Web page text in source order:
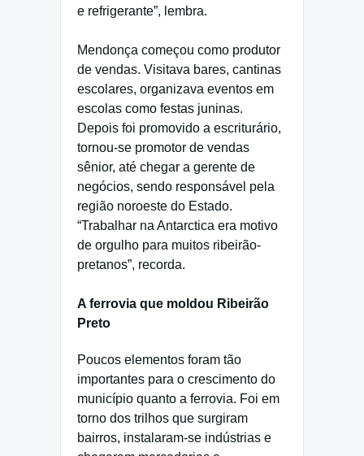
e refrigerante”, lembra.
Mendonça começou como produtor
de vendas. Visitava bares, cantinas
escolares, organizava eventos em
escolas como festas juninas.
Depois foi promovido a escriturário,
tornou-se promotor de vendas
sênior, até chegar a gerente de
negócios, sendo responsável pela
região noroeste do Estado.
“Trabalhar na Antarctica era motivo
de orgulho para muitos ribeirão-
pretanos”, recorda.
A ferrovia que moldou Ribeirão
Preto
Poucos elementos foram tão
importantes para o crescimento do
município quanto a ferrovia. Foi em
torno dos trilhos que surgiram
bairros, instalaram-se indústrias e